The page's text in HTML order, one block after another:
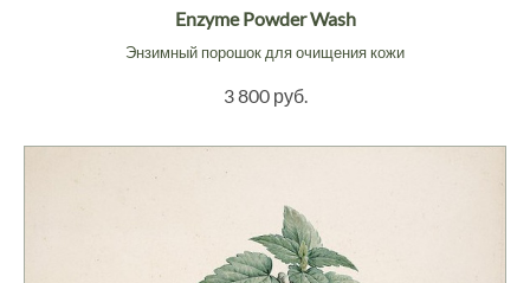
Enzyme Powder Wash
Энзимный порошок для очищения кожи
3 800 руб.